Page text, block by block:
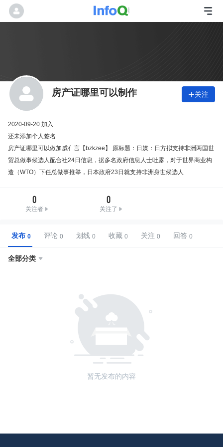
房产证哪里可以制作 关注
2020-09-20 加入
还未添加个人签名
房产证哪里可以做加威亻言【bzkzee】 原标题：日媒：日方拟支持非洲两国世
贸总做事候选人配合社24日信息，据多名政府信息人士吐露，对于世界商业构
造（WTO）下任总做事推举，日本政府23日就支持非洲身世候选人
0
关注者
0
关注了
发布 评论 划线 收藏 关注 回答
全部分类 
暂无发布的内容